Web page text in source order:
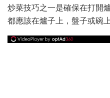
炒菜技巧之一是確保在打開
都應該在爐子上，盤子或碗